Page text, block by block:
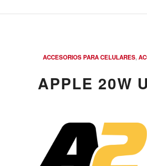
ACCESORIOS PARA CELULARES,
APPLE 20W